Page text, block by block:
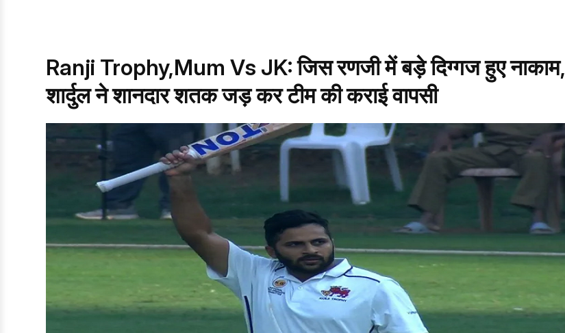
Ranji Trophy,Mum Vs JK: जिस रणजी में बड़े दिग्गज हुए नाकाम,
शार्दुल ने शानदार शतक जड़ कर टीम की कराई वापसी